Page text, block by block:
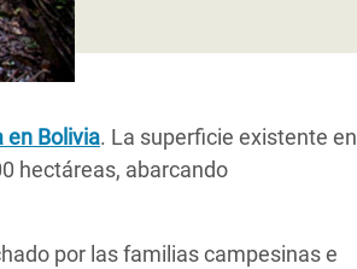
en Bolivia. La superficie existente en
hectáreas, abarcando
por las familias campesinas e